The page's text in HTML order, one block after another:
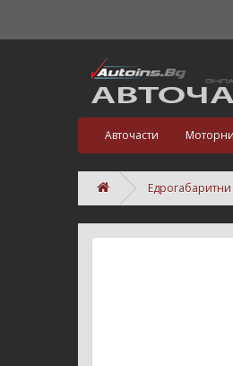
Авточасти
Едрогабаритни